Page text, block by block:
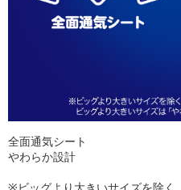
全面通気シート
やわらか設計
※ビッグより大きいサイズを除く。